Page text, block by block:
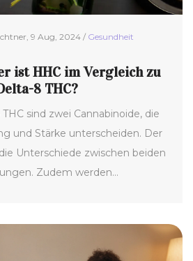
9 Aug, 2024 / Gesundheit
ist HHC im Vergleich zu
8 THC?
sind zwei Cannabinoide, die
und Stärke unterscheiden. Der
Unterschiede zwischen beiden
Zudem werden